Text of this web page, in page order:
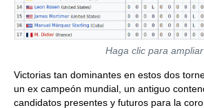
Haga clic para ampliar
Victorias tan dominantes en estos dos
un ex campeón mundial, un antiguo
candidatos presentes y futuros para la